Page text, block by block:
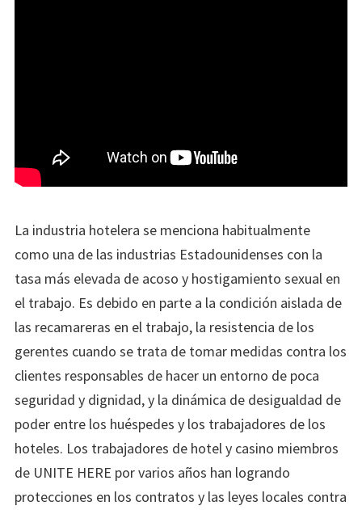
La industria hotelera se menciona habitualmente
como una de las industrias Estadounidenses con la
tasa más elevada de acoso y hostigamiento sexual en
el trabajo. Es debido en parte a la condición aislada de
las recamareras en el trabajo, la resistencia de los
gerentes cuando se trata de tomar medidas contra los
clientes responsables de hacer un entorno de poca
seguridad y dignidad, y la dinámica de desigualdad de
poder entre los huéspedes y los trabajadores de los
hoteles. Los trabajadores de hotel y casino miembros
de UNITE HERE por varios años han logrando
protecciones en los contratos y las leyes locales contra